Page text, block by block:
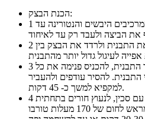
הכנת הבצק:
1
2
3
להסיר עודפים ולהעביר
למקפיא למשך כ- 45 דקות.
4
עם מזלג ולאפות בתנור שחומם מראש לחום של 170 מעלות טורבו